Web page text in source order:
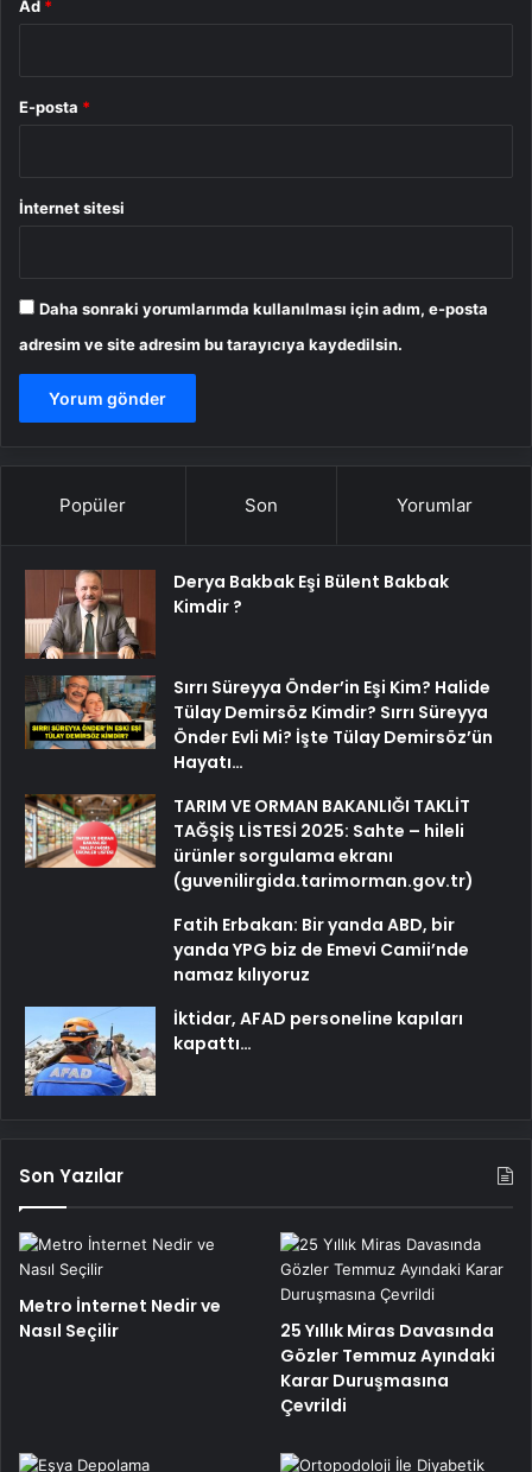
Ad *
E-posta *
İnternet sitesi
Daha sonraki yorumlarımda kullanılması için adım, e-posta
adresim ve site adresim bu tarayıcıya kaydedilsin.
Popüler Son Yorumlar
Derya Bakbak Eşi Bülent Bakbak
Kimdir ?
Sırrı Süreyya Önder’in Eşi Kim? Halide
Tülay Demirsöz Kimdir? Sırrı Süreyya
Önder Evli Mi? İşte Tülay Demirsöz’ün
Hayatı…
TARIM VE ORMAN BAKANLIĞI TAKLİT
TAĞŞİŞ LİSTESİ 2025: Sahte – hileli
ürünler sorgulama ekranı
(guvenilirgida.tarimorman.gov.tr)
Fatih Erbakan: Bir yanda ABD, bir
yanda YPG biz de Emevi Camii’nde
namaz kılıyoruz
İktidar, AFAD personeline kapıları
kapattı…
Son Yazılar
Metro İnternet Nedir ve
Nasıl Seçilir
25 Yıllık Miras Davasında
Gözler Temmuz Ayındaki
Karar Duruşmasına
Çevrildi